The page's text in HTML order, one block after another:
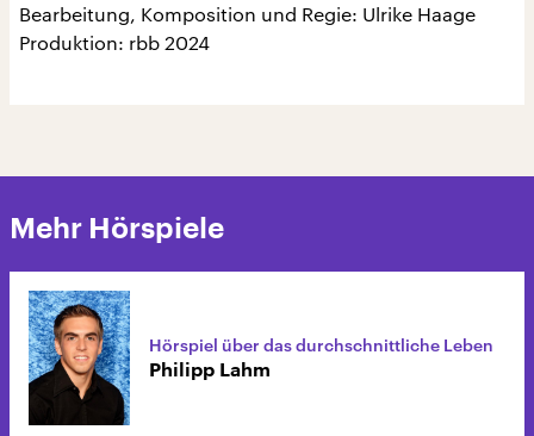
Bearbeitung, Komposition und Regie: Ulrike Haage
Produktion: rbb 2024
Mehr Hörspiele
Hörspiel über das durchschnittliche Leben
Philipp Lahm